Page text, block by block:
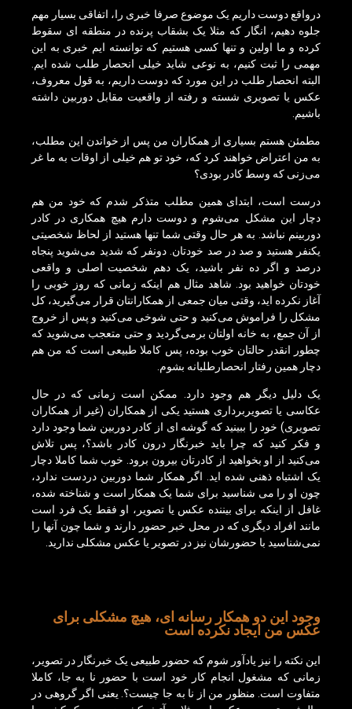
درواقع دوست داریم یک موضوع صرفا خبری را، اتفاقی بسیار مهم
جلوه دهیم، انگار که مثلا یک بشقاب پرنده در منطقه ای سقوط
کرده و ما اولین و تنها کسی هستیم که توانسته ایم خبری به این
مهمی را ثبت کنیم، به نوعی شاید خیلی انحصار طلب شده ایم.
البته انحصار طلب در این مورد که دوست داریم، به قول معروف،
عکس یا تصویری شسته و رفته از واقعیت مقابل دوربین داشته
باشیم.
مطمئن هستم بسیاری از همکاران من پس از خواندن این مطلب،
به من اعتراض خواهند کرد که، خود تو هم خیلی از اوقات به ما غر
می‌زنی که وسط کادر بودی؟
درست است، ابتدای همین مطلب متذکر شدم که خود من هم
دچار این مشکل می‌شوم و دوست دارم هیچ همکاری در کادر
دوربینم نباشد. به هر حال وقتی شما تنها هستید از لحاظ شخصیتی
یکنفر هستید و صد در صد خودتان. دونفر که شدید می‌شوید پنجاه
درصد و اگر ده نفر باشید، یک دهم شخصیت اصلی و واقعی
خودتان خواهید بود. شاهد مثال هم اینکه زمانی که روز خوبی را
آغاز نکرده اید، وقتی میان جمعی از همکارانتان قرار می‌گیرید، کل
مشکل را فراموش می‌کنید و حتی شوخی می‌کنید و پس از خروج
از آن جمع، به خانه اولتان برمی‌گردید و حتی متعجب می‌شوید که
چطور انقدر حالتان خوب بوده، پس کاملا طبیعی است که من هم
دچار همین رفتار انحصارطلبانه بشوم.
یک دلیل دیگر هم وجود دارد. ممکن است زمانی که در حال
عکاسی یا تصویربرداری هستید یکی از همکاران (غیر از همکاران
تصویری) خود را ببینید که گوشه ای از کادر دوربین شما وجود دارد
و فکر کنید که چرا باید خبرنگار درون کادر باشد؟، پس تلاش
می‌کنید از او بخواهید از کادرتان بیرون برود. خوب شما کاملا دچار
یک اشتباه ذهنی شده اید. اگر همکار شما دوربین دردست ندارد،
چون او را می شناسید برای شما یک همکار است و شناخته شده،
غافل از اینکه برای بیننده عکس یا تصویر، او فقط یک فرد است
مانند افراد دیگری که در محل خبر حضور دارند و شما چون آنها را
نمی‌شناسید با حضورشان نیز در تصویر یا عکس مشکلی ندارید.
وجود این دو همکار رسانه ای، هیچ مشکلی برای
عکس من ایجاد نکرده است
این نکته را نیز یادآور شوم که حضور طبیعی یک خبرنگار در تصویر،
زمانی که مشغول انجام کار خود است با حضور نا به جا، کاملا
متفاوت است. منظور من از نا به جا چیست؟. یعنی اگر گروهی در